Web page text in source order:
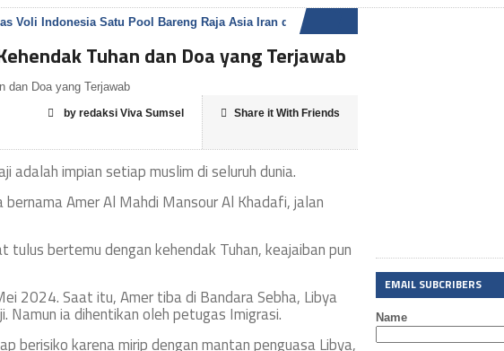
Voli Indonesia Satu Pool Bareng Raja Asia Iran di Asian Games 2026
Tuhan dan Doa yang Terjawab
Share it With Friends
by redaksi Viva Sumsel
adalah impian setiap muslim di seluruh dunia.
Amer Al Mahdi Mansour Al Khadafi, jalan
bertemu dengan kehendak Tuhan, keajaiban pun
2024. Saat itu, Amer tiba di Bandara Sebha, Libya
Namun ia dihentikan oleh petugas Imigrasi.
berisiko karena mirip dengan mantan penguasa Libya,
EMAIL SUBCRIBERS
Name